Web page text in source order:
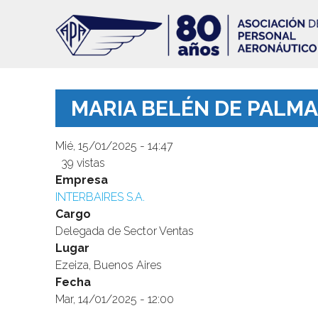
MARIA BELÉN DE PALMA
Mié, 15/01/2025 - 14:47
39 vistas
Image
Empresa
INTERBAIRES S.A.
Cargo
Delegada de Sector Ventas
Lugar
Ezeiza, Buenos Aires
Fecha
Mar, 14/01/2025 - 12:00